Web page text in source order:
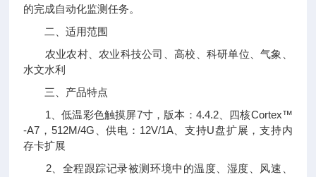
的完成自动化监测任务。
二、适用范围
农业农村、农业科技公司、高校、科研单位、气象、
水文水利
三、产品特点
1、低温彩色触摸屏7寸，版本：4.4.2、四核Cortex™
-A7，512M/4G、供电：12V/1A、支持U盘扩展，支持内
存卡扩展
2、全程跟踪记录被测环境中的温度、湿度、风速、